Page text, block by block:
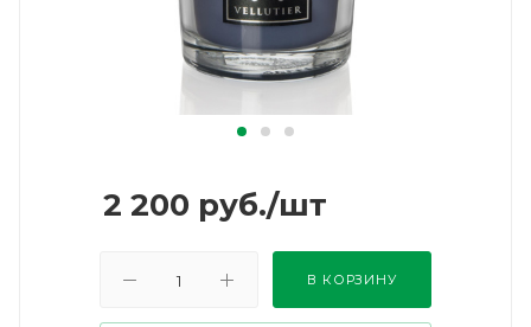
2 200 руб./шт
В КОРЗИНУ